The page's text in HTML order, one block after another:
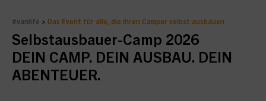
#vanlife > Das Event für alle, die ihren Camper selbst ausbauen
Selbstausbauer-Camp 2026
DEIN CAMP. DEIN AUSBAU. DEIN
ABENTEUER.